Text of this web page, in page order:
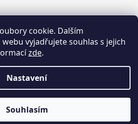
cookie. Dalším
vyjadřujete souhlas s jejich
zde.
Nastavení
Souhlasím
Vytvořil Shoptet
RYBICKAR.CZ
vyhrazena.
skladová dostupnost je orientační a
objednávek a prodeje v reálném čase.